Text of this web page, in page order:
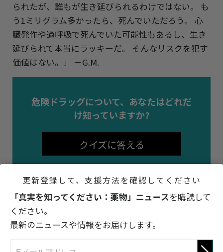
られたが、誰もが生き延びられるわけではない。 も
う1ミリグラム多かったら、死んでいただろう。 心
臓発作や過呼吸で死んでいた可能性もあるし、生き
延びられて本当にラッキーだ。 そんなリスクを犯す
価値はない。」 －G.M.
危険ドラッグについて、あなたはどれだ
け知っていますか?
クイズに答える
前へ
更新登録して、支援方法を確認してください
「真実を知ってください：薬物」ニュースを購読して
ください。
最新のニュースや情報をお届けします。